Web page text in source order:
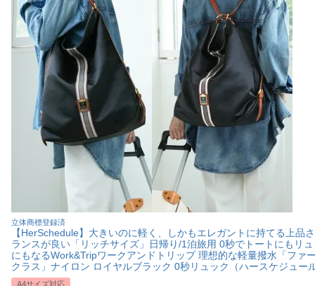
立体商標登録済
【HerSchedule】大きいのに軽く、しかもエレガントに持てる上品
ランスが良い「リッチサイズ」日帰り/1泊旅用 0秒でトートにもリ
にもなるWork&Tripワークアンドトリップ 理想的な軽量撥水「ファ
クラス」ナイロン ロイヤルブラック 0秒リュック（ハースケジュー
A4サイズ対応